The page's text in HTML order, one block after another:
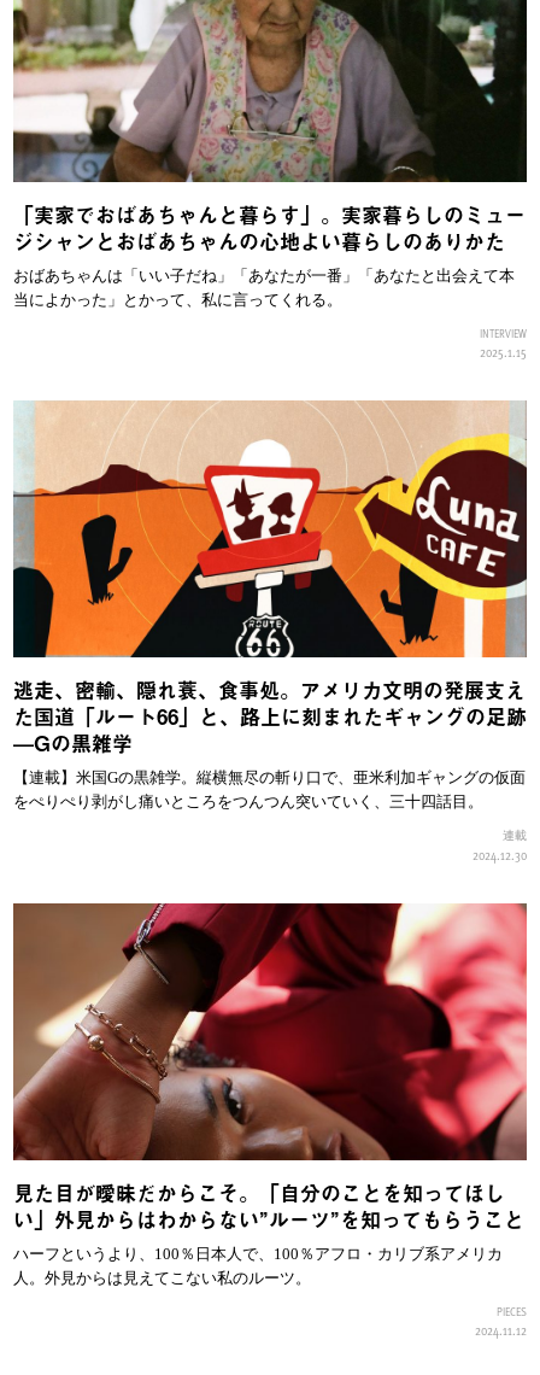
「実家でおばあちゃんと暮らす」。実家暮らしのミュー
ジシャンとおばあちゃんの心地よい暮らしのありかた
おばあちゃんは「いい子だね」「あなたが一番」「あなたと出会えて本
当によかった」とかって、私に言ってくれる。
INTERVIEW
2025.1.15
逃走、密輸、隠れ蓑、食事処。アメリカ文明の発展支え
た国道「ルート66」と、路上に刻まれたギャングの足跡
—Gの黒雑学
【連載】米国Gの黒雑学。縦横無尽の斬り口で、亜米利加ギャングの仮面
をぺりぺり剥がし痛いところをつんつん突いていく、三十四話目。
連載
2024.12.30
見た目が曖昧だからこそ。「自分のことを知ってほし
い」外見からはわからない”ルーツ”を知ってもらうこと
ハーフというより、100％日本人で、100％アフロ・カリブ系アメリカ
人。外見からは見えてこない私のルーツ。
PIECES
2024.11.12